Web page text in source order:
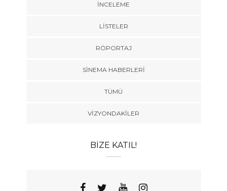
İNCELEME
LISTELER
RÖPORTAJ
SINEMA HABERLERI
TÜMÜ
VIZYONDAKILER
BIZE KATIL!